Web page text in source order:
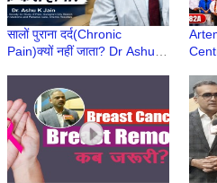
सालों पुराना दर्द(Chronic
Pain)क्यों नहीं जाता? Dr Ashu
Painkiller से नहीं